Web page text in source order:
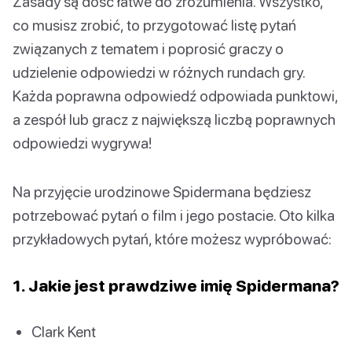
co musisz zrobić, to przygotować listę pytań
związanych z tematem i poprosić graczy o
udzielenie odpowiedzi w różnych rundach gry.
Każda poprawna odpowiedź odpowiada punktowi,
a zespół lub gracz z największą liczbą poprawnych
odpowiedzi wygrywa!
Na przyjęcie urodzinowe Spidermana będziesz
potrzebować pytań o film i jego postacie. Oto kilka
przykładowych pytań, które możesz wypróbować:
1. Jakie jest prawdziwe imię Spidermana?
Clark Kent